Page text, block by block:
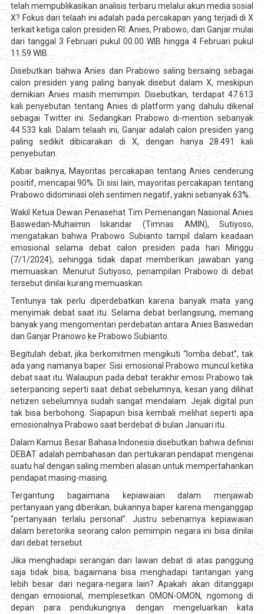
telah mempublikasikan analisis terbaru melalui akun media sosial
X? Fokus dari telaah ini adalah pada percakapan yang terjadi di X
terkait ketiga calon presiden RI: Anies, Prabowo, dan Ganjar mulai
dari tanggal 3 Februari pukul 00.00 WIB hingga 4 Februari pukul
11.59 WIB.
Disebutkan bahwa Anies dan Prabowo saling bersaing sebagai
calon presiden yang paling banyak disebut dalam X, meskipun
demikian Anies masih memimpin. Disebutkan, terdapat 47.613
kali penyebutan tentang Anies di platform yang dahulu dikenal
sebagai Twitter ini. Sedangkan Prabowo di-mention sebanyak
44.533 kali. Dalam telaah ini, Ganjar adalah calon presiden yang
paling sedikit dibicarakan di X, dengan hanya 28.491 kali
penyebutan.
Kabar baiknya, Mayoritas percakapan tentang Anies cenderung
positif, mencapai 90%. Di sisi lain, mayoritas percakapan tentang
Prabowo didominasi oleh sentimen negatif, yakni sebanyak 63%.
Wakil Ketua Dewan Penasehat Tim Pemenangan Nasional Anies
Baswedan-Muhaimin Iskandar (Timnas AMIN), Sutiyoso,
mengatakan bahwa Prabowo Subianto tampil dalam keadaan
emosional selama debat calon presiden pada hari Minggu
(7/1/2024), sehingga tidak dapat memberikan jawaban yang
memuaskan. Menurut Sutiyoso, penampilan Prabowo di debat
tersebut dinilai kurang memuaskan.
Tentunya tak perlu diperdebatkan karena banyak mata yang
menyimak debat saat itu. Selama debat berlangsung, memang
banyak yang mengomentari perdebatan antara Anies Baswedan
dan Ganjar Pranowo ke Prabowo Subianto.
Begitulah debat, jika berkomitmen mengikuti “lomba debat”, tak
ada yang namanya baper. Sisi emosional Prabowo muncul ketika
debat saat itu. Walaupun pada debat terakhir emosi Prabowo tak
seterpancing seperti saat debat sebelumnya, kesan yang dilihat
netizen sebelumnya sudah sangat mendalam. Jejak digital pun
tak bisa berbohong. Siapapun bisa kembali melihat seperti apa
emosionalnya Prabowo saat berdebat di bulan Januari itu.
Dalam Kamus Besar Bahasa Indonesia disebutkan bahwa definisi
DEBAT adalah pembahasan dan pertukaran pendapat mengenai
suatu hal dengan saling memberi alasan untuk mempertahankan
pendapat masing-masing.
Tergantung bagaimana kepiawaian dalam menjawab
pertanyaan yang diberikan, bukannya baper karena menganggap
“pertanyaan terlalu personal”. Justru sebenarnya kepiawaian
dalam beretorika seorang calon pemimpin negara ini bisa dinilai
dari debat tersebut.
Jika menghadapi serangan dari lawan debat di atas panggung
saja tidak bisa, bagaimana bisa menghadapi tantangan yang
lebih besar dari negara-negara lain? Apakah akan ditanggapi
dengan emosional, memplesetkan OMON-OMON, ngomong di
depan para pendukungnya dengan mengeluarkan kata